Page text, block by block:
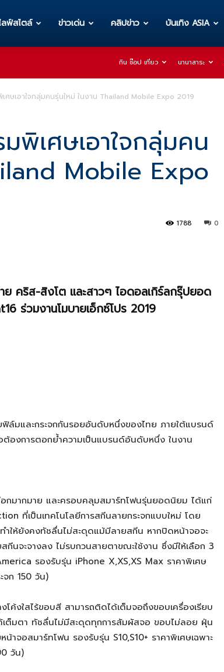
ลฟ์สไตล์ ข่าวเด่น คลิปข่าว บันเทิง ASIA
กิน ช๊อป เที่ยว นานาสาระ
ศษเอาใจกลุ่มคนรุ่นใหม่ ในงาน Thailand Mobile Expo 2019
พิเศษเอาใจกลุ่มคน
Mobile Expo
0
1788
คริส-สิงโต และสาวๆ ไอดอลเกิร์ลกรุ๊ปยอด
ร่วมงานโมบายเอ็กซ์โปร 2019
มและกระจกกันรอยอันดับหนึ่งของไทย ภายใต้แบรนด์
ต้องการตอกย้ำความเป็นแบรนด์อันดับหนึ่ง ในงาน
อกมากมาย และครอบคลุมสมาร์ทโฟนรุ่นยอดนิยม ได้แก่
ที่เป็นเทคโนโลยีการสกีนลายกระจกแบบใหม่ โดย
ำให้ยังคงทัชลื่นไม่สะดุดแม้มีลายสกีน หากปิดหน้าจอจะ
กีนจะจางลง ไม่รบกวนสายตาขณะใช้งาน ซึ่งมีให้เลือก 3
รองรับรุ่น iPhone X,XS,XS Max ราคาพิเศษ
จก 150 วัน)
ค้งใสไร้ขอบสี สามารถติดได้เต็มจอถึงขอบเครื่องเรียบ
ต็มตา ทัชลื่นไม่มีสะดุดทุกการสัมผัสจอ ขอบไม่ลอย ฝุ่น
จอสมาร์ทโฟน รองรับรุ่น S10,S10+ ราคาพิเศษเฉพาะ
วัน)